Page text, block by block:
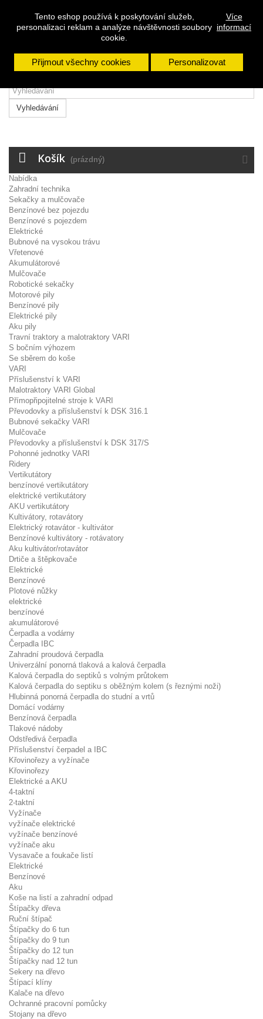
Tento eshop používá k poskytování služeb,
personalizaci reklam a analýze návštěvnosti soubory
cookie.
Více
informací
Přijmout všechny cookies Personalizovat
Přihlásit se
Napište nám
608 963 288
Vyhledávání
Košík (prázdný)
Nabídka
Zahradní technika
Sekačky a mulčovače
Benzínové bez pojezdu
Benzínové s pojezdem
Elektrické
Bubnové na vysokou trávu
Vřetenové
Akumulátorové
Mulčovače
Robotické sekačky
Motorové pily
Benzínové pily
Elektrické pily
Aku pily
Travní traktory a malotraktory VARI
S bočním výhozem
Se sběrem do koše
VARI
Příslušenství k VARI
Malotraktory VARI Global
Přímopřipojitelné stroje k VARI
Převodovky a příslušenství k DSK 316.1
Bubnové sekačky VARI
Mulčovače
Převodovky a příslušenství k DSK 317/S
Pohonné jednotky VARI
Ridery
Vertikutátory
benzínové vertikutátory
elektrické vertikutátory
AKU vertikutátory
Kultivátory, rotavátory
Elektrický rotavátor - kultivátor
Benzínové kultivátory - rotávatory
Aku kultivátor/rotavátor
Drtiče a štěpkovače
Elektrické
Benzínové
Plotové nůžky
elektrické
benzínové
akumulátorové
Čerpadla a vodárny
Čerpadla IBC
Zahradní proudová čerpadla
Univerzální ponorná tlaková a kalová čerpadla
Kalová čerpadla do septiků s volným průtokem
Kalová čerpadla do septiku s oběžným kolem (s řeznými noži)
Hlubinná ponorná čerpadla do studní a vrtů
Domácí vodárny
Benzínová čerpadla
Tlakové nádoby
Odstředivá čerpadla
Příslušenství čerpadel a IBC
Křovinořezy a vyžínače
Křovinořezy
Elektrické a AKU
4-taktní
2-taktní
Vyžínače
vyžínače elektrické
vyžínače benzínové
vyžínače aku
Vysavače a foukače listí
Elektrické
Benzínové
Aku
Koše na listí a zahradní odpad
Štípačky dřeva
Ruční štípač
Štípačky do 6 tun
Štípačky do 9 tun
Štípačky do 12 tun
Štípačky nad 12 tun
Sekery na dřevo
Štípací klíny
Kalače na dřevo
Ochranné pracovní pomůcky
Stojany na dřevo